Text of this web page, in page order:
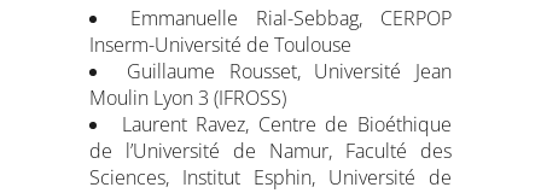
Emmanuelle Rial-Sebbag, CERPOP
Inserm-Université de Toulouse
Guillaume Rousset, Université Jean
Moulin Lyon 3 (IFROSS)
Laurent Ravez, Centre de Bioéthique
de l’Université de Namur, Faculté des
Sciences, Institut Esphin, Université de